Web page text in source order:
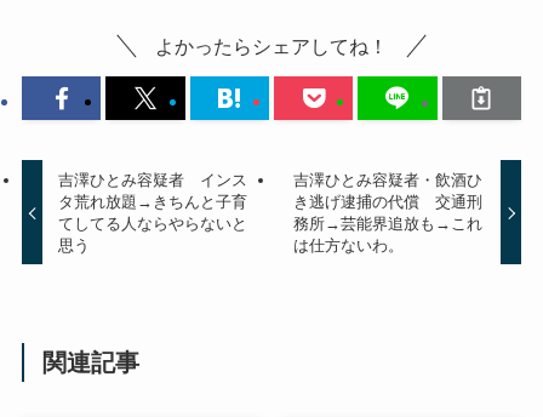
よかったらシェアしてね！
吉澤ひとみ容疑者 インス
タ荒れ放題→きちんと子育
てしてる人ならやらないと
思う
吉澤ひとみ容疑者・飲酒ひ
き逃げ逮捕の代償 交通刑
務所→芸能界追放も→これ
は仕方ないわ。
関連記事